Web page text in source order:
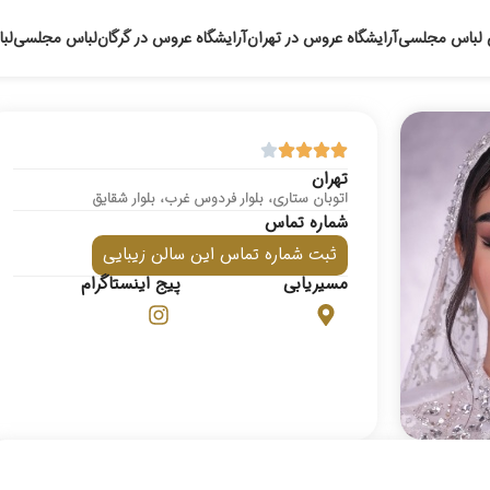
لباس مجلسیآرایشگاه عروس در تهرانآرایشگاه عروس در گرگانلباس مجلسی
تهران
اتوبان ستارى، بلوار فردوس غرب، بلوار شقایق
شماره تماس
ثبت شماره تماس این سالن زیبایی
مسیریابی
پیج اینستاگرام